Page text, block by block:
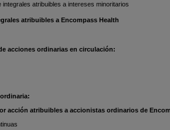
atribuibles a intereses minoritarios
atribuibles a Encompass Health
acciones ordinarias en circulación:
acción atribuibles a accionistas ordinarios de